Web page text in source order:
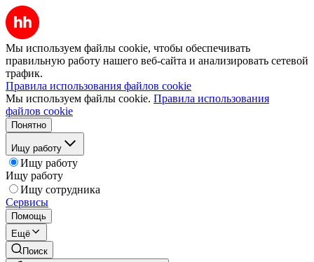
Мы используем файлы cookie, чтобы обеспечивать
правильную работу нашего веб-сайта и анализировать сетевой
трафик.
Правила использования файлов cookie
Мы используем файлы cookie. Правила использования
файлов cookie
Понятно
Ищу работу
Ищу работу
Ищу работу
Ищу сотрудника
Сервисы
Помощь
Ещё
Поиск